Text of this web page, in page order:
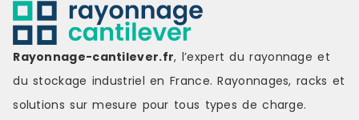
Rayonnage-cantilever.fr, l’expert du rayonnage et
du stockage industriel en France. Rayonnages, racks et
solutions sur mesure pour tous types de charge.